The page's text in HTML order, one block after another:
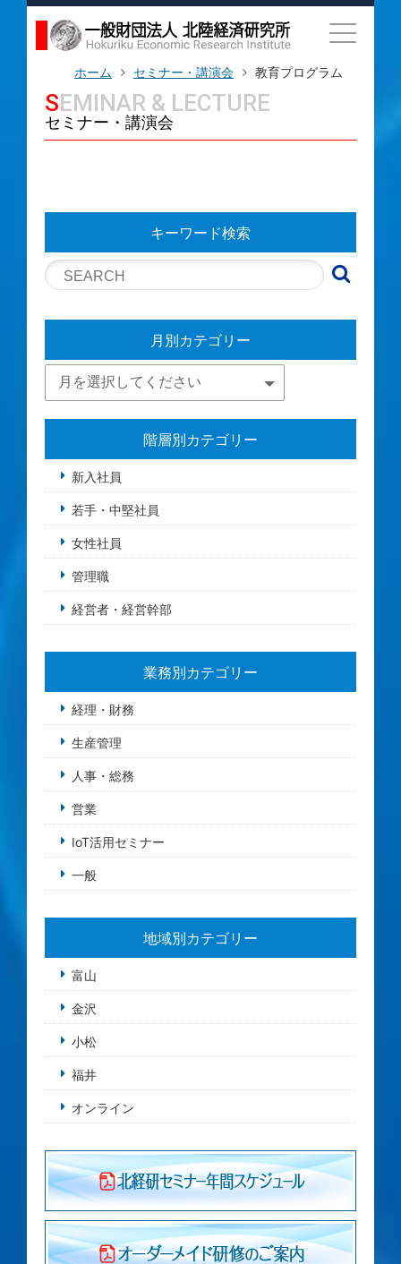
ホーム セミナー・講演会 教育プログラム
SEMINAR & LECTURE
セミナー・講演会
キーワード検索
月別カテゴリー
階層別カテゴリー
新入社員
若手・中堅社員
女性社員
管理職
経営者・経営幹部
業務別カテゴリー
経理・財務
生産管理
人事・総務
営業
IoT活用セミナー
一般
地域別カテゴリー
富山
金沢
小松
福井
オンライン